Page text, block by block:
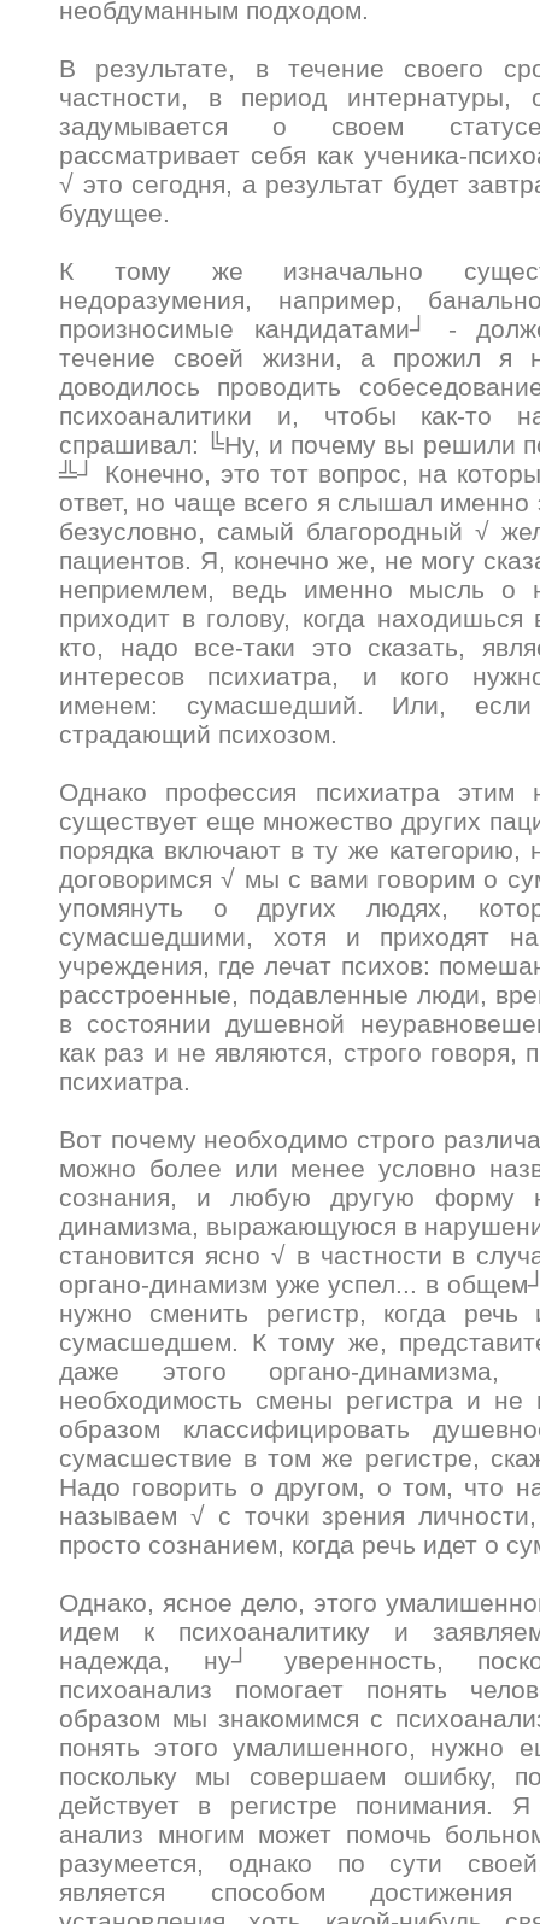
необдуманным подходом.
В результате, в течение своего
частности, в период
задумывается о своем
рассматривает себя как ученика-
√ это сегодня, а результат будет
будущее.
К тому же изначально
недоразумения, например,
произносимые кандидатами┘ -
течение своей жизни, а прожил я
доводилось проводить
психоаналитики и, чтобы как-то
спрашивал: ╚Ну, и почему вы решили
╩┘ Конечно, это тот вопрос, на
ответ, но чаще всего я слышал именно
безусловно, самый благородный √
пациентов. Я, конечно же, не могу
неприемлем, ведь именно мысль о
приходит в голову, когда находишься
кто, надо все-таки это сказать,
интересов психиатра, и кого
именем: сумасшедший. Или, если
страдающий психозом.
Однако профессия психиатра этим
существует еще множество других
порядка включают в ту же категорию,
договоримся √ мы с вами говорим о
упомянуть о других людях,
сумасшедшими, хотя и приходят
учреждения, где лечат психов:
расстроенные, подавленные люди,
в состоянии душевной
как раз и не являются, строго говоря,
психиатра.
Вот почему необходимо строго
можно более или менее условно
сознания, и любую другую форму
динамизма, выражающуюся в
становится ясно √ в частности в
органо-динамизм уже успел... в
нужно сменить регистр, когда речь
сумасшедшем. К тому же,
даже этого органо-динамизма,
необходимость смены регистра и не
образом классифицировать
сумасшествие в том же регистре,
Надо говорить о другом, о том, что
называем √ с точки зрения
просто сознанием, когда речь идет о
Однако, ясное дело, этого
идем к психоаналитику и
надежда, ну┘ уверенность,
психоанализ помогает понять
образом мы знакомимся с
понять этого умалишенного, нужно
поскольку мы совершаем ошибку,
действует в регистре понимания.
анализ многим может помочь
разумеется, однако по сути
является способом